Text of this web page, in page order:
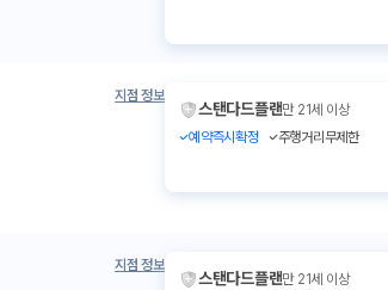
지점 정보
스탠다드플랜만 21세 이상
예약즉시확정
주행거리무제한
지점 정보
스탠다드플랜만 21세 이상